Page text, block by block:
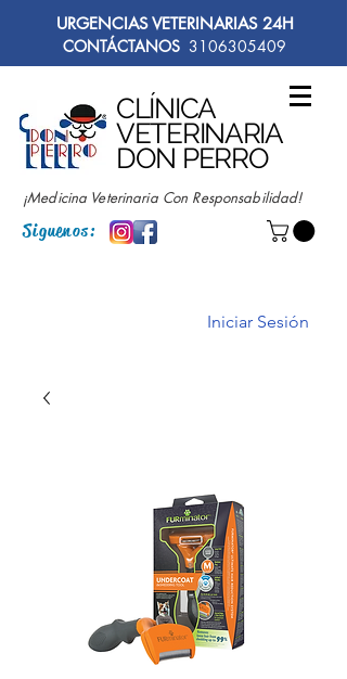
URGENCIAS VETERINARIAS 24H
CONTÁCTANOS 3106305409
CLÍNICA
VETERINARIA
DON PERRO
¡Medicina Veterinaria Con Responsabilidad!
Siguenos:
Iniciar Sesión